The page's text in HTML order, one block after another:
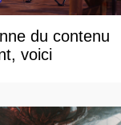
du contenu
voici